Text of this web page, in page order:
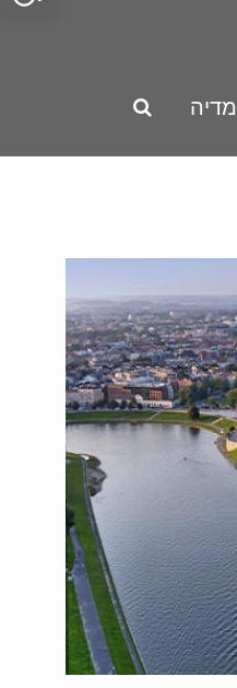
מדיה